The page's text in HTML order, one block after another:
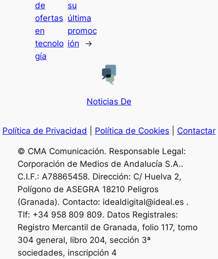
de
ofertas
en
tecnolo
gía
su
última
promoc
ión
→
Noticias De
Política de Privacidad Política de Cookies Contactar
© CMA Comunicación. Responsable Legal:
Corporación de Medios de Andalucía S.A..
C.I.F.: A78865458. Dirección: C/ Huelva 2,
Polígono de ASEGRA 18210 Peligros
(Granada). Contacto: idealdigital@ideal.es .
Tlf: +34 958 809 809. Datos Registrales:
Registro Mercantil de Granada, folio 117, tomo
304 general, libro 204, sección 3ª
sociedades, inscripción 4